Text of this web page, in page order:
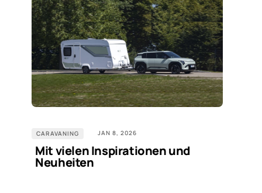
CARAVANING JAN 8, 2026
Mit vielen Inspirationen und
Neuheiten